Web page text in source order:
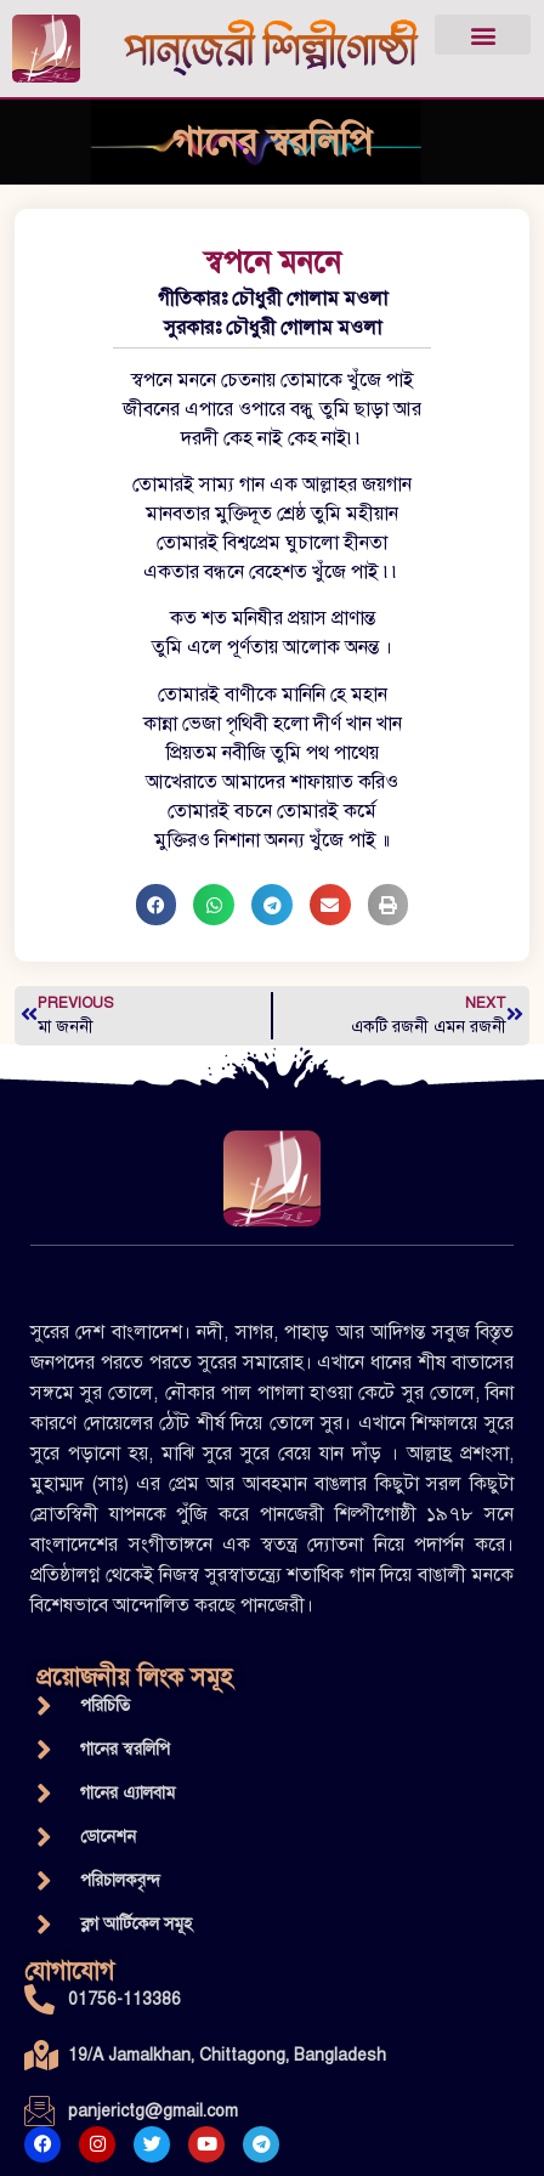
গানের স্বরলিপি
স্বপনে মননে
গীতিকারঃ চৌধুরী গোলাম মওলা
সুরকারঃ চৌধুরী গোলাম মওলা
স্বপনে মননে চেতনায় তোমাকে খুঁজে পাই
জীবনের এপারে ওপারে বন্ধু তুমি ছাড়া আর
দরদী কেহ নাই কেহ নাই৷৷
তোমারই সাম্য গান এক আল্লাহর জয়গান
মানবতার মুক্তিদূত শ্রেষ্ঠ তুমি মহীয়ান
তোমারই বিশ্বপ্রেম ঘুচালো হীনতা
একতার বন্ধনে বেহেশত খুঁজে পাই ৷৷
কত শত মনিষীর প্রয়াস প্রাণান্ত
তুমি এলে পূর্ণতায় আলোক অনন্ত ।
তোমারই বাণীকে মানিনি হে মহান
কান্না ভেজা পৃথিবী হলো দীর্ণ খান খান
প্রিয়তম নবীজি তুমি পথ পাথেয়
আখেরাতে আমাদের শাফায়াত করিও
তোমারই বচনে তোমারই কর্মে
মুক্তিরও নিশানা অনন্য খুঁজে পাই ॥
PREVIOUS
মা জননী
NEXT
একটি রজনী এমন রজনী
সুরের দেশ বাংলাদেশ। নদী, সাগর, পাহাড় আর আদিগন্ত সবুজ বিস্তৃত
জনপদের পরতে পরতে সুরের সমারোহ। এখানে ধানের শীষ বাতাসের
সঙ্গমে সুর তোলে, নৌকার পাল পাগলা হাওয়া কেটে সুর তোলে, বিনা
কারণে দোয়েলের ঠোঁট শীর্ষ দিয়ে তোলে সুর। এখানে শিক্ষালয়ে সুরে
সুরে পড়ানো হয়, মাঝি সুরে সুরে বেয়ে যান দাঁড় । আল্লাহ্র প্রশংসা,
মুহাম্মদ (সাঃ) এর প্রেম আর আবহমান বাঙলার কিছুটা সরল কিছুটা
স্রোতস্বিনী যাপনকে পুঁজি করে পানজেরী শিল্পীগোষ্ঠী ১৯৭৮ সনে
বাংলাদেশের সংগীতাঙ্গনে এক স্বতন্ত্র দ্যোতনা নিয়ে পদার্পন করে।
প্রতিষ্ঠালগ্ন থেকেই নিজস্ব সুরস্বাতন্ত্র্যে শতাধিক গান দিয়ে বাঙালী মনকে
বিশেষভাবে আন্দোলিত করছে পানজেরী।
প্রয়োজনীয় লিংক সমূহ
পরিচিতি
গানের স্বরলিপি
গানের এ্যালবাম
ডোনেশন
পরিচালকবৃন্দ
ব্লগ আর্টিকেল সমূহ
যোগাযোগ
01756-113386
19/A Jamalkhan, Chittagong, Bangladesh
panjerictg@gmail.com